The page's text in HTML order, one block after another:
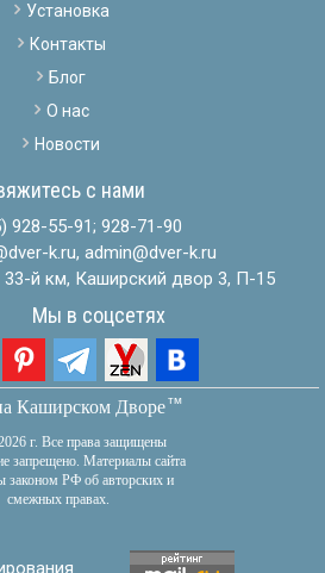
Установка
Контакты
Блог
О нас
Новости
с нами
928-55-91; 928-71-90
k.ru, admin@dver-k.ru
й км, Каширский двор 3, П-15
Мы в соцсетях
Каширском Дворетм
г. Все права защищены
запрещено. Материалы сайта
законом РФ об авторских и
смежных правах.